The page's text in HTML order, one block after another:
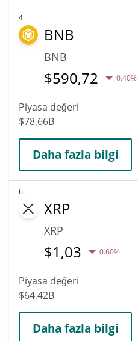
4
BNB
BNB
$590,72 0.40%
Piyasa değeri
$78,66B
Daha fazla bilgi
6
XRP
XRP
$1,03 0.60%
Piyasa değeri
$64,42B
Daha fazla bilgi